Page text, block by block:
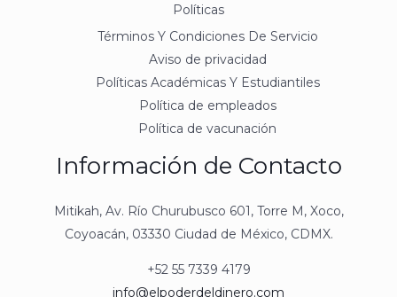
Políticas
Términos Y Condiciones De Servicio
Aviso de privacidad
Políticas Académicas Y Estudiantiles
Política de empleados
Política de vacunación
Información de Contacto
Mitikah, Av. Río Churubusco 601, Torre M, Xoco,
Coyoacán, 03330 Ciudad de México, CDMX.
+52 55 7339 4179
info@elpoderdeldinero.com